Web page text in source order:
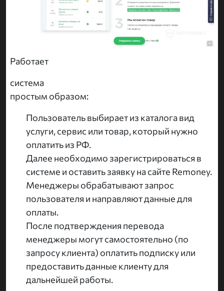
Работает
система
простым образом:
Пользователь выбирает из каталога вид
услуги, сервис или товар, который нужно
оплатить из РФ.
Далее необходимо зарегистрироваться в
системе и оставить заявку на сайте Remoney.
Менеджеры обрабатывают запрос
пользователя и направляют данные для
оплаты.
После подтверждения перевода
менеджеры могут самостоятельно (по
запросу клиента) оплатить подписку или
предоставить данные клиенту для
дальнейшей работы.